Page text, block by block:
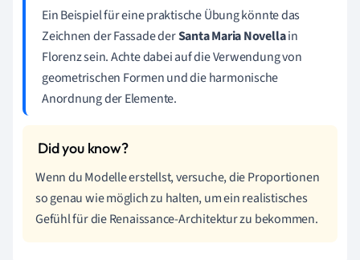
Ein Beispiel für eine praktische Übung könnte das
Zeichnen der Fassade derSanta Maria Novellain
Florenz sein. Achte dabei auf die Verwendung von
geometrischen Formen und die harmonische
Anordnung der Elemente.
Wenn du Modelle erstellst, versuche, die Proportionen
so genau wie möglich zu halten, um ein realistisches
Gefühl für die Renaissance-Architektur zu bekommen.